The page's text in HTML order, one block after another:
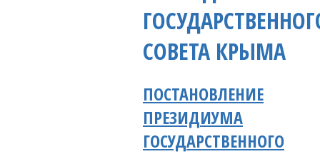
СОВЕТА КРЫМА
ПОСТАНОВЛЕНИЕ
ПРЕЗИДИУМА
ГОСУДАРСТВЕННОГО